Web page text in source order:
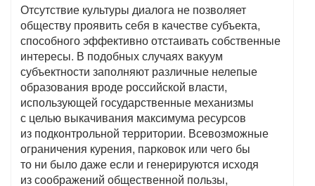
Отсутствие культуры диалога не позволяет
обществу проявить себя в качестве субъекта,
способного эффективно отстаивать собственные
интересы. В подобных случаях вакуум
субъектности заполняют различные нелепые
образования вроде российской власти,
использующей государственные механизмы
с целью выкачивания максимума ресурсов
из подконтрольной территории. Всевозможные
ограничения курения, парковок или чего бы
то ни было даже если и генерируются исходя
из соображений общественной пользы,